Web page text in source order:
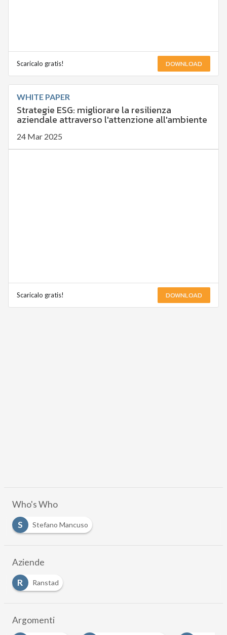
Scaricalo gratis! DOWNLOAD
WHITE PAPER
Strategie ESG: migliorare la resilienza
aziendale attraverso l'attenzione all'ambiente
24 Mar 2025
Scaricalo gratis! DOWNLOAD
Who's Who
S
Stefano Mancuso
Aziende
R
Ranstad
Argomenti